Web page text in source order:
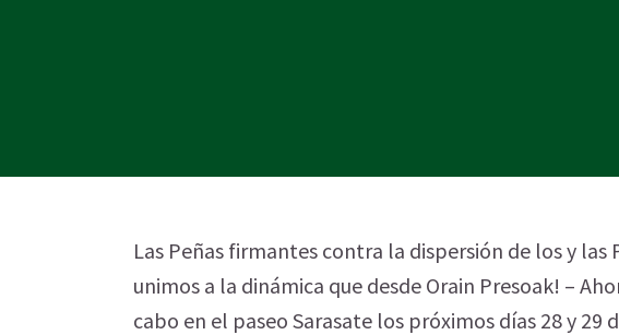
Las Peñas firmantes contra la dispersión de los y las
unimos a la dinámica que desde Orain Presoak! –
cabo en el paseo Sarasate los próximos días 28 y 29